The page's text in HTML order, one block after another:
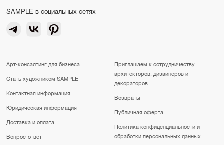
SAMPLE в социальных сетях
Арт-консалтинг для бизнеса
Стать художником SAMPLE
Контактная информация
Юридическая информация
Доставка и оплата
Вопрос-ответ
Приглашаем к сотрудничеству
архитекторов, дизайнеров и
декораторов
Возвраты
Публичная оферта
Политика конфиденциальности и
обработки персональных данных